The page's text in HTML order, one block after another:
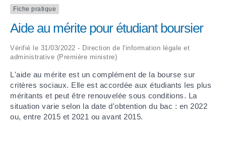
Fiche pratique
Aide au mérite pour étudiant boursier
Vérifié le 31/03/2022 - Direction de l'information légale et
administrative (Première ministre)
L'aide au mérite est un complément de la bourse sur
critères sociaux. Elle est accordée aux étudiants les plus
méritants et peut être renouvelée sous conditions. La
situation varie selon la date d'obtention du bac : en 2022
ou, entre 2015 et 2021 ou avant 2015.
FICHE D'ORGANISATION MANIFESTATION
PLAN D'ACTION MUNICIPAL
ARRÊTÉS MUNICIPAUX
DÉLIBÉRATIONS